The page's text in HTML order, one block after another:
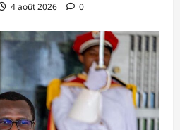
4 août 2026 0